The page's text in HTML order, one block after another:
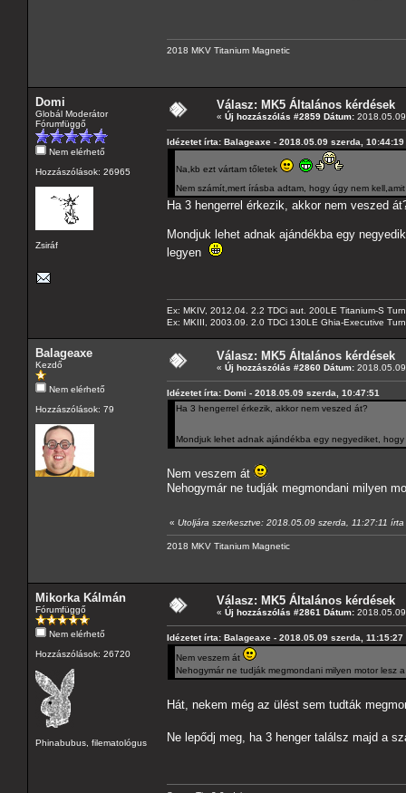
2018 MKV Titanium Magnetic
Domi
Globál Moderátor
Fórumfüggő
Nem elérhető
Hozzászólások: 26965
Zsiráf
Válasz: MK5 Általános kérdések
« Új hozzászólás #2859 Dátum:
Idézetet írta: Balageaxe - 2018.05.09 szerda, 10:44:19
Na,kb ezt vártam tőletek
Nem számít,mert írásba adtam, hogy úgy nem
Ha 3 hengerrel érkezik, akkor nem veszed
Mondjuk lehet adnak ajándékba egy
legyen
Ex: MKIV, 2012.04. 2.2 TDCi aut. 200LE Titanium-S
Ex: MKIII, 2003.09. 2.0 TDCi 130LE Ghia-Executive
Balageaxe
Kezdő
Nem elérhető
Hozzászólások: 79
Válasz: MK5 Általános kérdések
« Új hozzászólás #2860 Dátum:
Idézetet írta: Domi - 2018.05.09 szerda, 10:47:51
Ha 3 hengerrel érkezik, akkor nem veszed át?
Mondjuk lehet adnak ajándékba egy negyediket,
Nem veszem át
Nehogymár ne tudják megmondani milyen
« Utoljára szerkesztve: 2018.05.09 szerda, 11:27:11
2018 MKV Titanium Magnetic
Mikorka Kálmán
Fórumfüggő
Nem elérhető
Hozzászólások: 26720
Phinabubus, filematológus
Válasz: MK5 Általános kérdések
« Új hozzászólás #2861 Dátum:
Idézetet írta: Balageaxe - 2018.05.09 szerda, 11:15:27
Nem veszem át
Nehogymár ne tudják megmondani milyen motor lesz
Hát, nekem még az ülést sem tudták
Ne lepődj meg, ha 3 henger találsz majd a